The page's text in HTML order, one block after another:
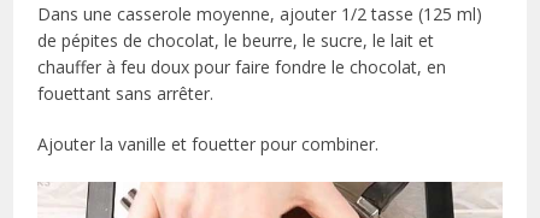
Dans une casserole moyenne, ajouter 1/2 tasse (125 ml)
de pépites de chocolat, le beurre, le sucre, le lait et
chauffer à feu doux pour faire fondre le chocolat, en
fouettant sans arrêter.
Ajouter la vanille et fouetter pour combiner.